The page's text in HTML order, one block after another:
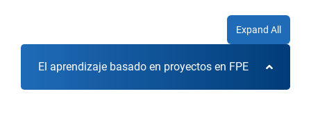
Expand All
El aprendizaje basado en proyectos en FPE